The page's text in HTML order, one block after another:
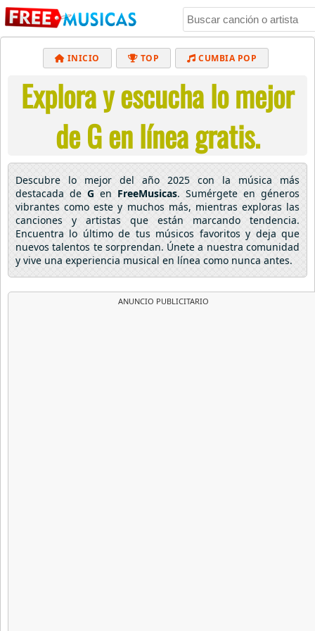
INICIO TOP CUMBIA POP
BACHATA MUSICA CRISTIANA
REGGAETON BALADAS ALTERNATIVO
ELECTRÓNICA CUMBIAS
Explora y escucha lo mejor
de G en línea gratis.
Descubre lo mejor del año 2025 con la música más
destacada de G en FreeMusicas. Sumérgete en géneros
vibrantes como este y muchos más, mientras exploras las
canciones y artistas que están marcando tendencia.
Encuentra lo último de tus músicos favoritos y deja que
nuevos talentos te sorprendan. Únete a nuestra comunidad
y vive una experiencia musical en línea como nunca antes.
ANUNCIO PUBLICITARIO